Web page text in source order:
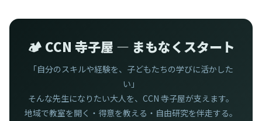
🏕️ CCN 寺子屋 — まもなくスタート
「自分のスキルや経験を、子どもたちの学びに活かした
い」
そんな先生になりたい大人を、CCN 寺子屋が支えます。
地域で教室を開く・得意を教える・自由研究を伴走する。